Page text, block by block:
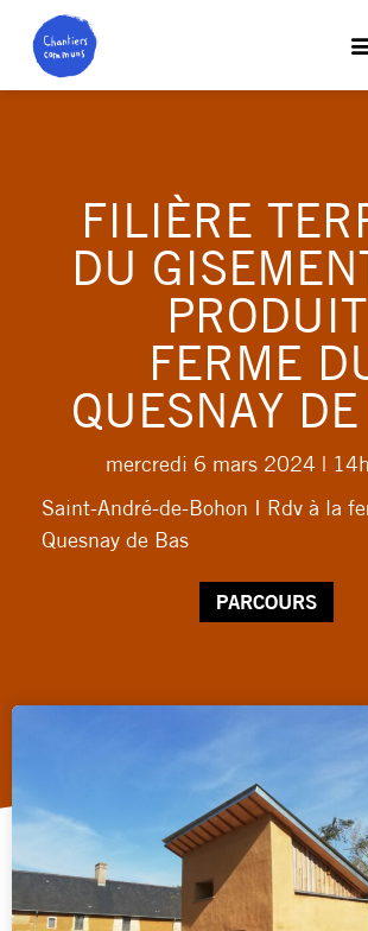
FILIÈRE
DU
PRODUIT
FERME
QUESNAY
mercredi 6 mars 2024|
Saint-André-de-Bohon I Rdv à la
Quesnay de Bas
PARCOURS